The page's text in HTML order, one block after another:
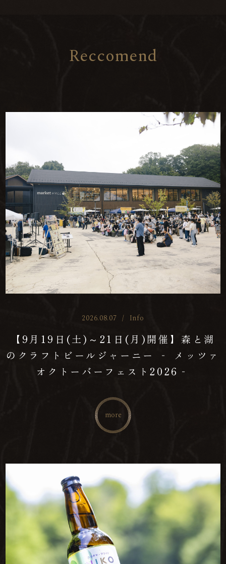
Reccomend
2026.08.07 / Info
【9月19日(土)～21日(月)開催】森と湖
のクラフトビールジャーニー ‐ メッツァ
オクトーバーフェスト2026‐
more